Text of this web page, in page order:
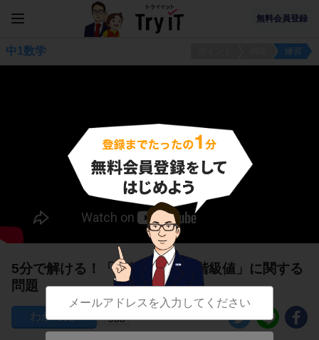
無料会員登録
中1数学 練習
5分で解ける！「最頻値」と「階級値」に関する
問題
938